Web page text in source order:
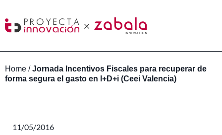
Home /Jornada Incentivos Fiscales para recuperar de
forma segura el gasto en I+D+i (Ceei Valencia)
11/05/2016